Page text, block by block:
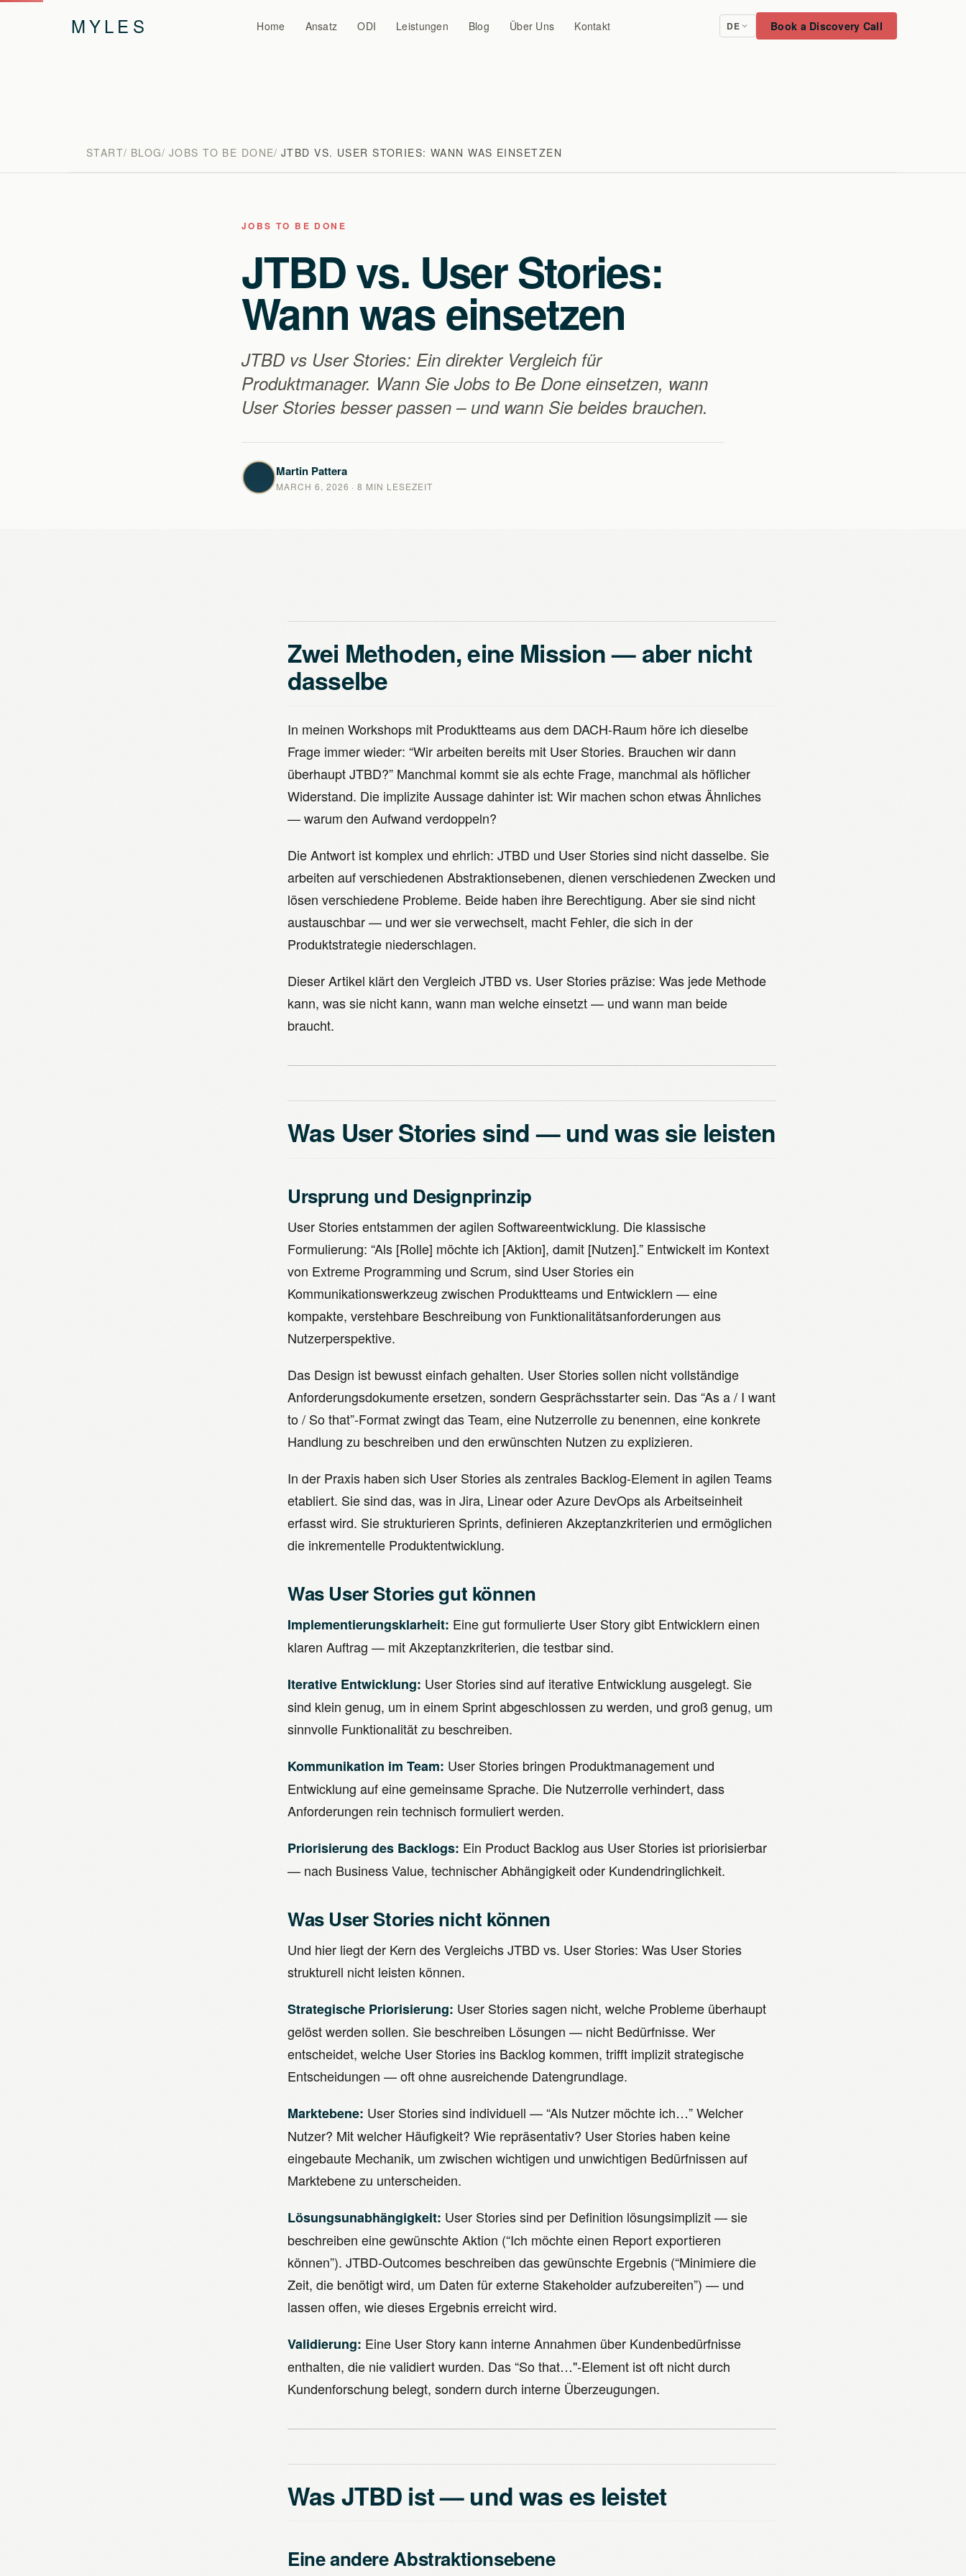
MYLES Home Ansatz ODI Leistungen Blog Über Uns Kontakt DE Book a Discovery Call
START BLOG JOBS TO BE DONE JTBD VS. USER STORIES: WANN WAS EINSETZEN
JOBS TO BE DONE
JTBD vs. User Stories:
Wann was einsetzen
JTBD vs User Stories: Ein direkter Vergleich für
Produktmanager. Wann Sie Jobs to Be Done einsetzen, wann
User Stories besser passen – und wann Sie beides brauchen.
Martin Pattera
MARCH 6, 2026 · 8 MIN LESEZEIT
Zwei Methoden, eine Mission — aber nicht
dasselbe
In meinen Workshops mit Produktteams aus dem DACH-Raum höre ich dieselbe
Frage immer wieder: “Wir arbeiten bereits mit User Stories. Brauchen wir dann
überhaupt JTBD?” Manchmal kommt sie als echte Frage, manchmal als höflicher
Widerstand. Die implizite Aussage dahinter ist: Wir machen schon etwas Ähnliches
— warum den Aufwand verdoppeln?
Die Antwort ist komplex und ehrlich: JTBD und User Stories sind nicht dasselbe. Sie
arbeiten auf verschiedenen Abstraktionsebenen, dienen verschiedenen Zwecken und
lösen verschiedene Probleme. Beide haben ihre Berechtigung. Aber sie sind nicht
austauschbar — und wer sie verwechselt, macht Fehler, die sich in der
Produktstrategie niederschlagen.
Dieser Artikel klärt den Vergleich JTBD vs. User Stories präzise: Was jede Methode
kann, was sie nicht kann, wann man welche einsetzt — und wann man beide
braucht.
Was User Stories sind — und was sie leisten
Ursprung und Designprinzip
User Stories entstammen der agilen Softwareentwicklung. Die klassische
Formulierung: “Als [Rolle] möchte ich [Aktion], damit [Nutzen].” Entwickelt im Kontext
von Extreme Programming und Scrum, sind User Stories ein
Kommunikationswerkzeug zwischen Produktteams und Entwicklern — eine
kompakte, verstehbare Beschreibung von Funktionalitätsanforderungen aus
Nutzerperspektive.
Das Design ist bewusst einfach gehalten. User Stories sollen nicht vollständige
Anforderungsdokumente ersetzen, sondern Gesprächsstarter sein. Das “As a / I want
to / So that”-Format zwingt das Team, eine Nutzerrolle zu benennen, eine konkrete
Handlung zu beschreiben und den erwünschten Nutzen zu explizieren.
In der Praxis haben sich User Stories als zentrales Backlog-Element in agilen Teams
etabliert. Sie sind das, was in Jira, Linear oder Azure DevOps als Arbeitseinheit
erfasst wird. Sie strukturieren Sprints, definieren Akzeptanzkriterien und ermöglichen
die inkrementelle Produktentwicklung.
Was User Stories gut können
Implementierungsklarheit: Eine gut formulierte User Story gibt Entwicklern einen
klaren Auftrag — mit Akzeptanzkriterien, die testbar sind.
Iterative Entwicklung: User Stories sind auf iterative Entwicklung ausgelegt. Sie
sind klein genug, um in einem Sprint abgeschlossen zu werden, und groß genug, um
sinnvolle Funktionalität zu beschreiben.
Kommunikation im Team: User Stories bringen Produktmanagement und
Entwicklung auf eine gemeinsame Sprache. Die Nutzerrolle verhindert, dass
Anforderungen rein technisch formuliert werden.
Priorisierung des Backlogs: Ein Product Backlog aus User Stories ist priorisierbar
— nach Business Value, technischer Abhängigkeit oder Kundendringlichkeit.
Was User Stories nicht können
Und hier liegt der Kern des Vergleichs JTBD vs. User Stories: Was User Stories
strukturell nicht leisten können.
Strategische Priorisierung: User Stories sagen nicht, welche Probleme überhaupt
gelöst werden sollen. Sie beschreiben Lösungen — nicht Bedürfnisse. Wer
entscheidet, welche User Stories ins Backlog kommen, trifft implizit strategische
Entscheidungen — oft ohne ausreichende Datengrundlage.
Marktebene: User Stories sind individuell — “Als Nutzer möchte ich…” Welcher
Nutzer? Mit welcher Häufigkeit? Wie repräsentativ? User Stories haben keine
eingebaute Mechanik, um zwischen wichtigen und unwichtigen Bedürfnissen auf
Marktebene zu unterscheiden.
Lösungsunabhängigkeit: User Stories sind per Definition lösungsimplizit — sie
beschreiben eine gewünschte Aktion (“Ich möchte einen Report exportieren
können”). JTBD-Outcomes beschreiben das gewünschte Ergebnis (“Minimiere die
Zeit, die benötigt wird, um Daten für externe Stakeholder aufzubereiten”) — und
lassen offen, wie dieses Ergebnis erreicht wird.
Validierung: Eine User Story kann interne Annahmen über Kundenbedürfnisse
enthalten, die nie validiert wurden. Das “So that…"-Element ist oft nicht durch
Kundenforschung belegt, sondern durch interne Überzeugungen.
Was JTBD ist — und was es leistet
Eine andere Abstraktionsebene